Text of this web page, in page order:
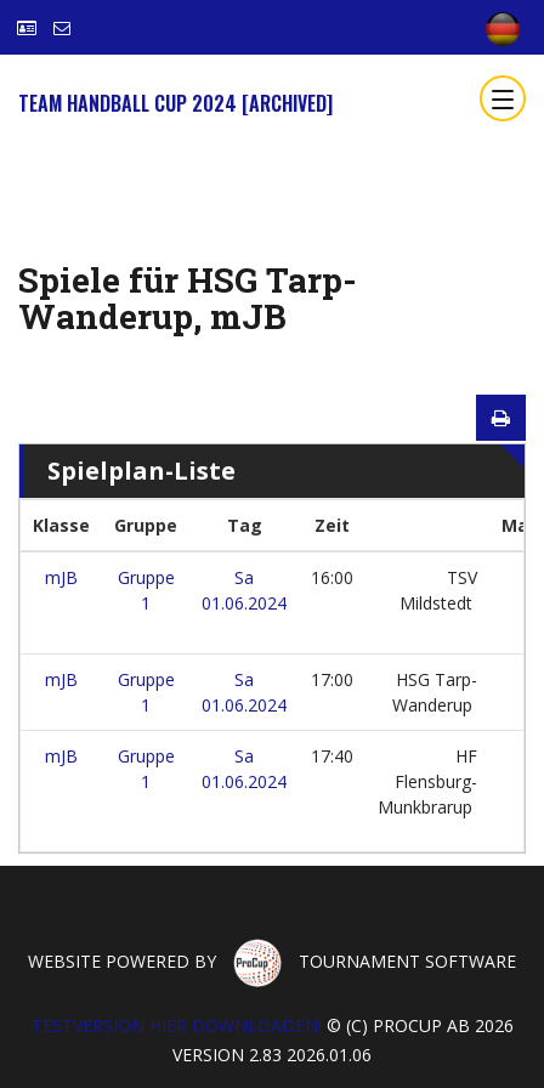
TEAM HANDBALL CUP 2024 [ARCHIVED]
Spiele für HSG Tarp-
Wanderup, mJB
Spielplan-Liste
Klasse Gruppe Tag Zeit
mJB
Gruppe
1
Sa
01.06.2024
16:00
TSV
Mildstedt
mJB
Gruppe
1
Sa
01.06.2024
17:00
HSG Tarp-
Wanderup
mJB
Gruppe
1
Sa
01.06.2024
17:40
HF
Flensburg-
Munkbrarup
WEBSITE POWERED BY TOURNAMENT SOFTWARE
TESTVERSION HIER DOWNLOADEN! © (C) PROCUP AB 2026
VERSION 2.83 2026.01.06